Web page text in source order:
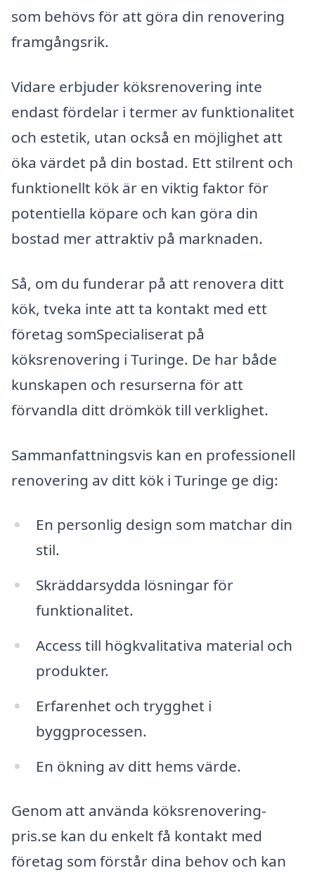
som behövs för att göra din renovering
framgångsrik.
Vidare erbjuder köksrenovering inte
endast fördelar i termer av funktionalitet
och estetik, utan också en möjlighet att
öka värdet på din bostad. Ett stilrent och
funktionellt kök är en viktig faktor för
potentiella köpare och kan göra din
bostad mer attraktiv på marknaden.
Så, om du funderar på att renovera ditt
kök, tveka inte att ta kontakt med ett
företag somSpecialiserat på
köksrenovering i Turinge. De har både
kunskapen och resurserna för att
förvandla ditt drömkök till verklighet.
Sammanfattningsvis kan en professionell
renovering av ditt kök i Turinge ge dig:
En personlig design som matchar din
stil.
Skräddarsydda lösningar för
funktionalitet.
Access till högkvalitativa material och
produkter.
Erfarenhet och trygghet i
byggprocessen.
En ökning av ditt hems värde.
Genom att använda köksrenovering-
pris.se kan du enkelt få kontakt med
företag som förstår dina behov och kan